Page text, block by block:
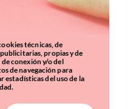
técnicas, de
propias y de
conexión y/o del
de navegación para
estadísticas del uso de la